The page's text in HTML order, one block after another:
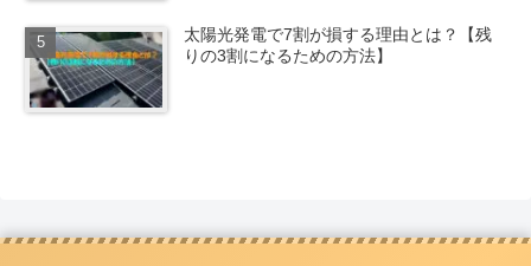
太陽光発電で7割が損する理由とは？【残
りの3割になるための方法】